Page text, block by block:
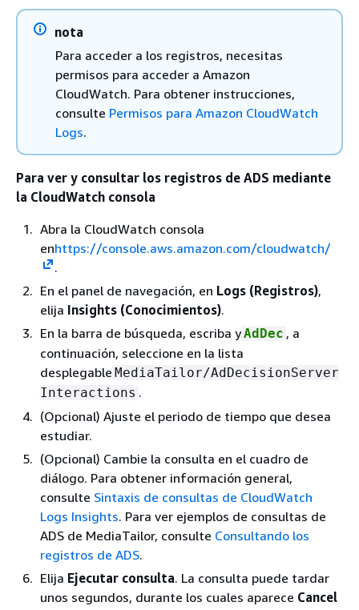
nota
Para acceder a los registros, necesitas
permisos para acceder a Amazon
CloudWatch. Para obtener instrucciones,
consulte Permisos para Amazon CloudWatch
Logs.
Para ver y consultar los registros de ADS mediante
la CloudWatch consola
Abra la CloudWatch consola
enhttps://console.aws.amazon.com/cloudwatch/
.
En el panel de navegación, en Logs (Registros),
elija Insights (Conocimientos).
En la barra de búsqueda, escriba yAdDec , a
continuación, seleccione en la lista
desplegable MediaTailor/AdDecisionServer
Interactions .
(Opcional) Ajuste el periodo de tiempo que desea
estudiar.
(Opcional) Cambie la consulta en el cuadro de
diálogo. Para obtener información general,
consulte Sintaxis de consultas de CloudWatch
Logs Insights. Para ver ejemplos de consultas de
ADS de MediaTailor, consulte Consultando los
registros de ADS.
Elija Ejecutar consulta. La consulta puede tardar
unos segundos, durante los cuales aparece Cancel